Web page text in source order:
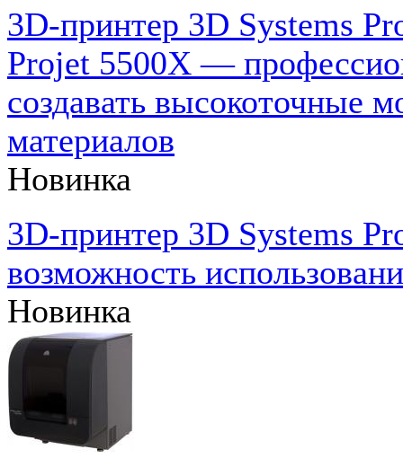
3D-принтер 3D Systems
Projet 5500X —
создавать высокоточные
материалов
Новинка
3D-принтер 3D Systems
возможность
Новинка